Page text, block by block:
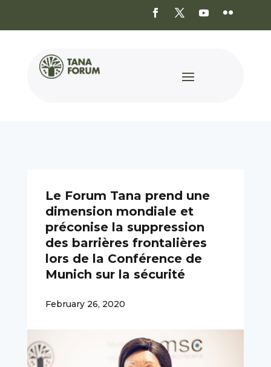
Le Forum Tana prend une
dimension mondiale et
préconise la suppression
des barrières frontalières
lors de la Conférence de
Munich sur la sécurité
February 26, 2020